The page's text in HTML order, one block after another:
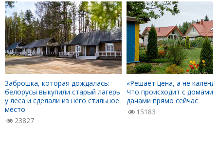
Заброшка, которая дождалась:
белорусы выкупили старый лагерь
у леса и сделали из него стильное
место
23827
«Решает цена, а не
Что происходит с домами
дачами прямо сейчас
15183